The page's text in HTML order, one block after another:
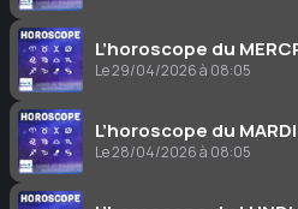
L’horoscope du
Le 29/04/2026 à 08:05
L’horoscope du
Le 28/04/2026 à 08:05